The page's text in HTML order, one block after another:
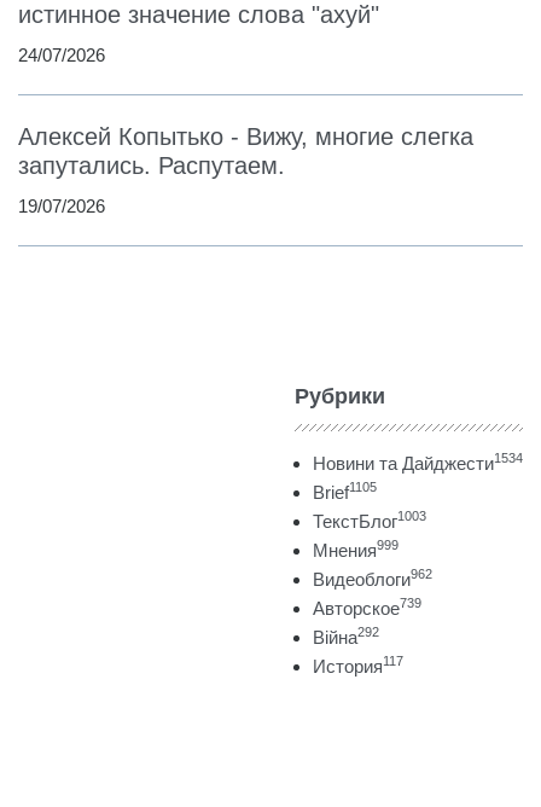
истинное значение слова "ахуй"
24/07/2026
Алексей Копытько - Вижу, многие слегка
запутались. Распутаем.
19/07/2026
Рубрики
Новини та Дайджести1534
Brief1105
ТекстБлог1003
Мнения999
Видеоблоги962
Авторское739
Війна292
История117